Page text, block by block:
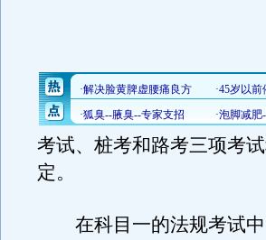
考试、桩考和路考三项考
定。
在科目一的法规考试中